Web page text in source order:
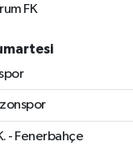
FK
- Fenerbahçe